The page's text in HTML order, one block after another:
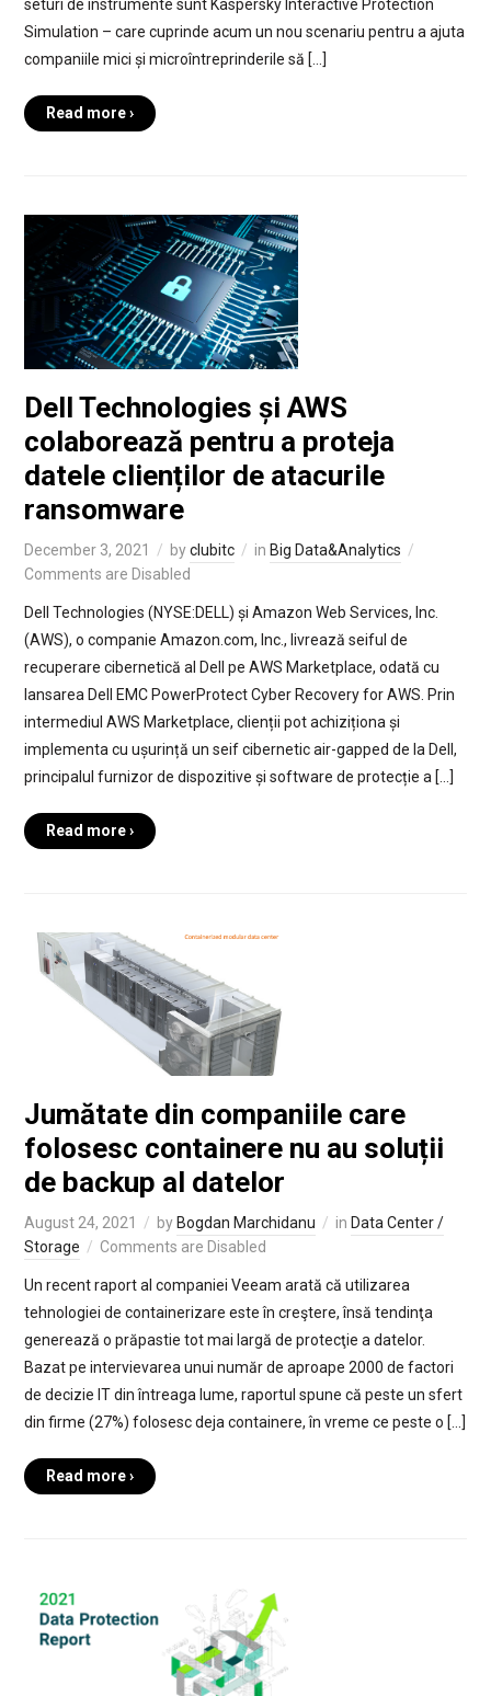
seturi de instrumente sunt Kaspersky Interactive Protection
Simulation – care cuprinde acum un nou scenariu pentru a ajuta
companiile mici și microîntreprinderile să […]
Read more ›
Dell Technologies și AWS
colaborează pentru a proteja
datele clienților de atacurile
ransomware
December 3, 2021 byclubitc in Big Data&Analytics
Comments are Disabled
Dell Technologies (NYSE:DELL) și Amazon Web Services, Inc.
(AWS), o companie Amazon.com, Inc., livrează seiful de
recuperare cibernetică al Dell pe AWS Marketplace, odată cu
lansarea Dell EMC PowerProtect Cyber Recovery for AWS. Prin
intermediul AWS Marketplace, clienții pot achiziționa și
implementa cu ușurință un seif cibernetic air-gapped de la Dell,
principalul furnizor de dispozitive și software de protecție a […]
Read more ›
Jumătate din companiile care
folosesc containere nu au soluții
de backup al datelor
August 24, 2021 by Bogdan Marchidanu in Data Center /
Storage
Comments are Disabled
Un recent raport al companiei Veeam arată că utilizarea
tehnologiei de containerizare este în creştere, însă tendinţa
generează o prăpastie tot mai largă de protecţie a datelor.
Bazat pe intervievarea unui număr de aproape 2000 de factori
de decizie IT din întreaga lume, raportul spune că peste un sfert
din firme (27%) folosesc deja containere, în vreme ce peste o […]
Read more ›